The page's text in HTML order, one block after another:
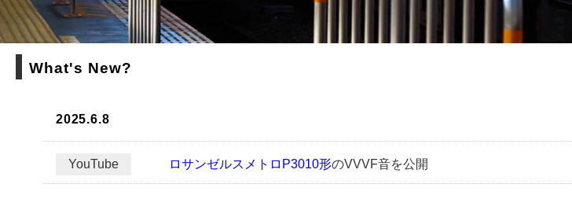
What's New?
2025.6.8
YouTube ロサンゼルスメトロP3010形のVVVF音を公開